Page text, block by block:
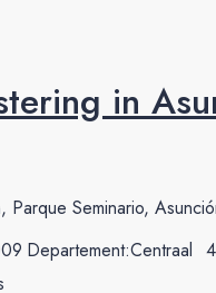
in
Parque Seminario,
Departement:Centraal